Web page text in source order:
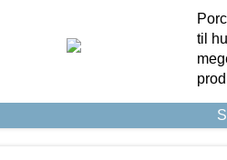
til